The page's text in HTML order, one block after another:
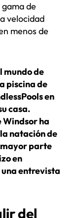
de
velocidad
menos de
mundo de
piscina de
en
casa.
ha
natación de
mayor parte
en
una entrevista
del